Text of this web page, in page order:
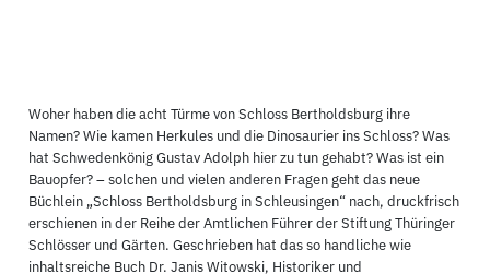
Woher haben die acht Türme von Schloss Bertholdsburg ihre
Namen? Wie kamen Herkules und die Dinosaurier ins Schloss? Was
hat Schwedenkönig Gustav Adolph hier zu tun gehabt? Was ist ein
Bauopfer? – solchen und vielen anderen Fragen geht das neue
Büchlein „Schloss Bertholdsburg in Schleusingen“ nach, druckfrisch
erschienen in der Reihe der Amtlichen Führer der Stiftung Thüringer
Schlösser und Gärten. Geschrieben hat das so handliche wie
inhaltsreiche Buch Dr. Janis Witowski, Historiker und